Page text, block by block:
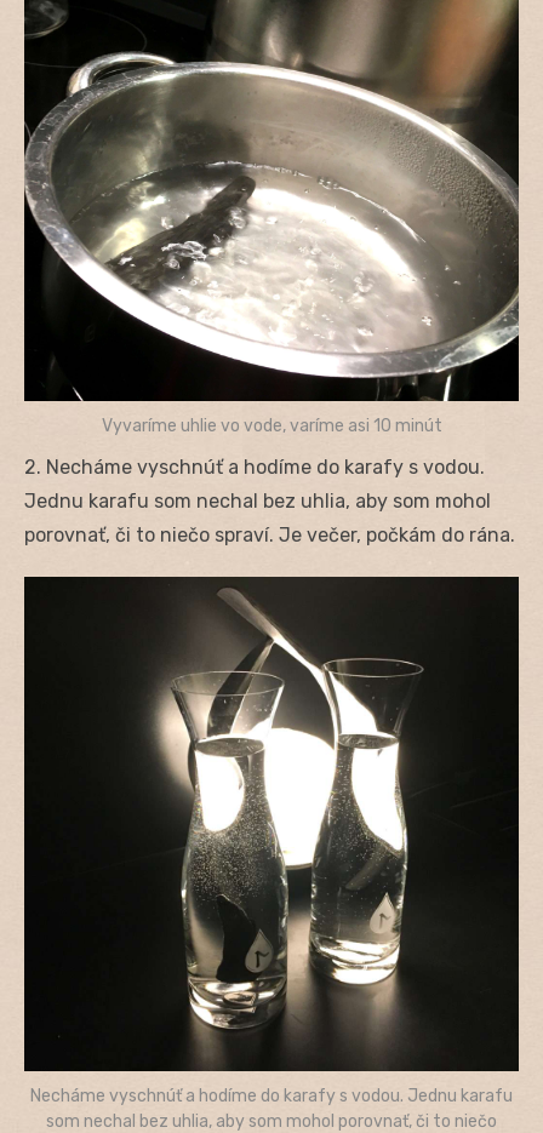
Vyvaríme uhlie vo vode, varíme asi 10 minút
2. Necháme vyschnúť a hodíme do karafy s vodou.
Jednu karafu som nechal bez uhlia, aby som mohol
porovnať, či to niečo spraví. Je večer, počkám do rána.
Necháme vyschnúť a hodíme do karafy s vodou. Jednu karafu
som nechal bez uhlia, aby som mohol porovnať, či to niečo